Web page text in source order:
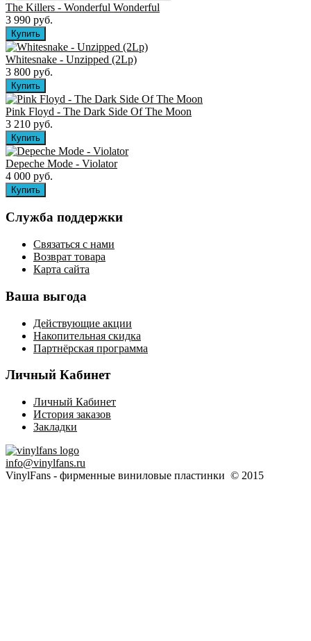
The Killers ‎- Wonderful Wonderful
3 990 руб.
Whitesnake - Unzipped (2Lp)
3 800 руб.
Pink Floyd - The Dark Side Of The Moon
3 210 руб.
Depeche Mode - Violator
4 000 руб.
Служба поддержки
Связаться с нами
Возврат товара
Карта сайта
Ваша выгода
Действующие акции
Накопительная скидка
Партнёрская программа
Личный Кабинет
Личный Кабинет
История заказов
Закладки
info@vinylfans.ru
VinylFans - фирменные виниловые пластинки © 2015